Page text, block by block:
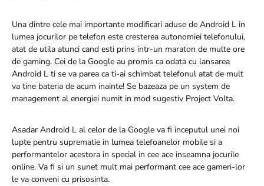
Una dintre cele mai importante modificari aduse de Android L in
lumea jocurilor pe telefon este cresterea autonomiei telefonului,
atat de utila atunci cand esti prins intr-un maraton de multe ore
de gaming. Cei de la Google au promis ca odata cu lansarea
Android L ti se va parea ca ti-ai schimbat telefonul atat de mult
va tine bateria de acum inainte! Se bazeaza pe un system de
management al energiei numit in mod sugestiv Project Volta.
Asadar Android L al celor de la Google va fi inceputul unei noi
lupte pentru suprematie in lumea telefoanelor mobile si a
performantelor acestora in special in cee ace inseamna jocurile
online. Va fi si un sunet mult mai performant cee ace gameri-lor
le va conveni cu prisosinta.